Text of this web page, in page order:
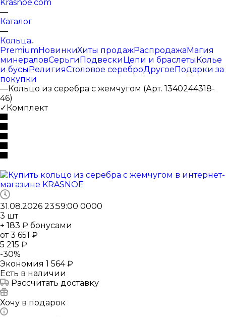
Krasnoe.com
—
Каталог
—
Кольца
PremiumНовинкиХиты продажРаспродажаМагия
минераловСерьгиПодвескиЦепи и браслетыКолье
и бусыРелигияСтоловое сереброДругоеПодарки за
покупки
—Кольцо из серебра с жемчугом (Арт. 1340244318-
46)
✓Комплект
31.08.2026 23:59:00 0000
3 шт
+ 183 ₽ бонусами
от3 651 ₽
5 215 ₽
-30%
Экономия 1 564 ₽
Есть в наличии
Рассчитать доставку
Хочу в подарок